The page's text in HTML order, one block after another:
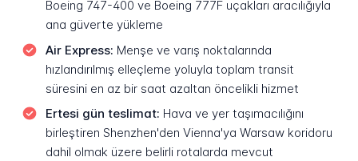
Boeing 747-400 ve Boeing 777F uçakları aracılığıyla
ana güverte yükleme
Air Express: Menşe ve varış noktalarında
hızlandırılmış elleçleme yoluyla toplam transit
süresini en az bir saat azaltan öncelikli hizmet
Ertesi gün teslimat: Hava ve yer taşımacılığını
birleştiren Shenzhen'den Vienna'ya Warsaw koridoru
dahil olmak üzere belirli rotalarda mevcut